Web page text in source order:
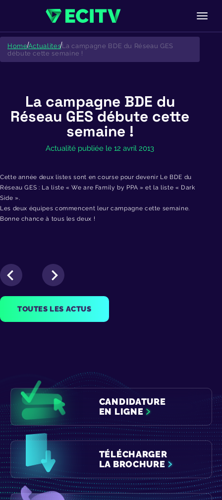
Skip
content
HomeActualitesLa campagne BDE du Réseau GES
débute cette semaine !
La campagne BDE du
Réseau GES débute cette
semaine !
Actualité publiée le 12 avril 2013
Cette année deux listes sont en course pour devenir Le BDE du
Réseau GES : La liste «We are Family by PPA » et la liste « Dark
Side ».
Les deux équipes commencent leur campagne cette semaine.
Bonne chance à tous les deux !
TOUTES LES ACTUS
CANDIDATURE
EN LIGNE
TÉLÉCHARGER
LA BROCHURE